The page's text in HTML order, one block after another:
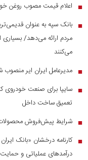
■ اعلام قیمت مصوب روغن
■ بانک سپه به عنوان
مردم ارائه می‌دهد/ بسیاری
می‌کنند
■ مدیرعامل ایران ایر منصوب
■ سایپا برای صنعت خودروی
تعمیق ساخت داخل
■ شرایط پیش‌فروش محصولات
■
درآمد‌های عملیاتی و